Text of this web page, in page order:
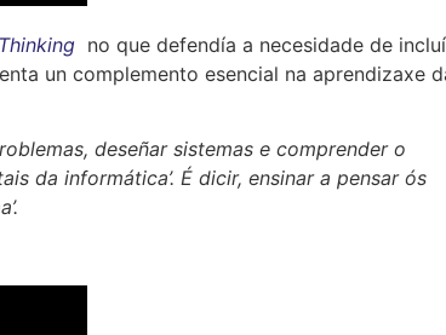
no que defendía a necesidade de
un complemento esencial na aprendizaxe
deseñar sistemas e comprender o
da informática’. É dicir, ensinar a pensar ós